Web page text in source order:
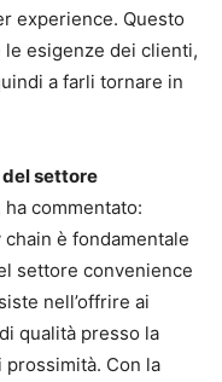
experience. Questo
le esigenze dei clienti,
a farli tornare in
settore
ha commentato:
chain è fondamentale
settore convenience
nell’offrire ai
qualità presso la
Con la